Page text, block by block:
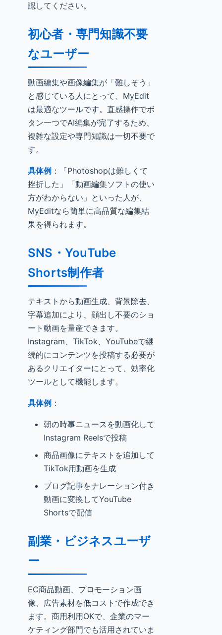
認してください。
初心者・専門知識不要
なユーザー
動画編集や画像編集が「難しそう」
と感じている人にとって、MyEdit
は最適なツールです。直感操作でボ
タン一つでAI編集が完了するため、
複雑な設定や専門知識は一切不要で
す。
具体例 ：「Photoshopは難しくて
挫折した」「動画編集ソフトの使い
方がわからない」といった人が、
MyEditなら簡単に高品質な編集結
果を得られます。
SNS・YouTube
Shorts制作者
テキストから動画生成、背景除去、
字幕追加により、顔出し不要のショ
ート動画を量産できます。
Instagram、TikTok、YouTubeで継
続的にコンテンツを投稿する必要が
あるクリエイターにとって、効率化
ツールとして機能します。
具体例 ：
朝の時事ニュースを動画化して
Instagram Reelsで投稿
商品画像にテキストを追加して
TikTok用動画を生成
ブログ記事をナレーション付き
動画に変換してYouTube
Shortsで配信
副業・ビジネスユーザ
ー
EC商品動画、プロモーション画
像、広告素材を低コストで作成でき
ます。商用利用OKで、企業のマー
ケティング部門でも活用されていま